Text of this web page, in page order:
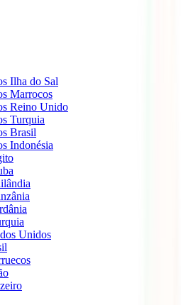
Ilha do Sal
Marrocos
Reino Unido
Turquia
Brasil
Indonésia
Unidos